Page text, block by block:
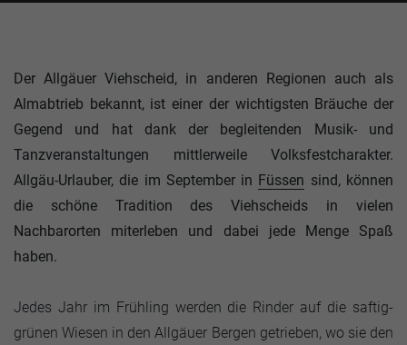
Der Allgäuer Viehscheid, in anderen Regionen auch als
Almabtrieb bekannt, ist einer der wichtigsten Bräuche der
Gegend und hat dank der begleitenden Musik- und
Tanzveranstaltungen mittlerweile Volksfestcharakter.
Allgäu-Urlauber, die im September in Füssen sind, können
die schöne Tradition des Viehscheids in vielen
Nachbarorten miterleben und dabei jede Menge Spaß
haben.
Jedes Jahr im Frühling werden die Rinder auf die saftig-
grünen Wiesen in den Allgäuer Bergen getrieben, wo sie den